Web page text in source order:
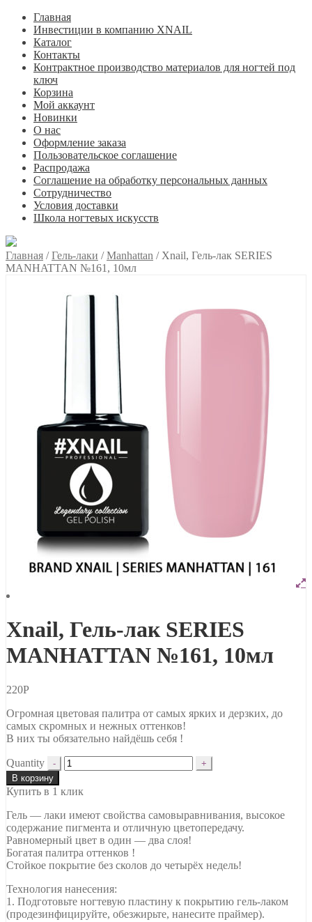
Главная
Инвестиции в компанию XNAIL
Каталог
Контакты
Контрактное производство материалов для ногтей под
ключ
Корзина
Мой аккаунт
Новинки
О нас
Оформление заказа
Пользовательское соглашение
Распродажа
Соглашение на обработку персональных данных
Сотрудничество
Условия доставки
Школа ногтевых искусств
Главная /Гель-лаки /Manhattan / Xnail, Гель-лак SERIES
MANHATTAN №161, 10мл
Xnail, Гель-лак SERIES
MANHATTAN №161, 10мл
220Р
Огромная цветовая палитра от самых ярких и дерзких, до
самых скромных и нежных оттенков!
В них ты обязательно найдёшь себя !
Quantity
В корзину
Купить в 1 клик
Гель — лаки имеют свойства самовыравнивания, высокое
содержание пигмента и отличную цветопередачу.
Равномерный цвет в один — два слоя!
Богатая палитра оттенков !
Стойкое покрытие без сколов до четырёх недель!
Технология нанесения:
1. Подготовьте ногтевую пластину к покрытию гель-лаком
(продезинфицируйте, обезжирьте, нанесите праймер).